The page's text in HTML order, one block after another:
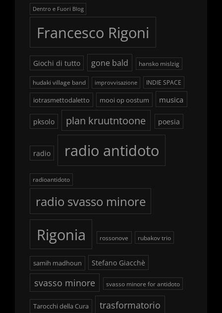
Dentro e Fuori Blog
Francesco Rigoni
Giochi di tutto gone bald hansko mislzig
hudaki village band improvvisazione INDIE SPACE
iotrasmettodaletto mooi op oostum musica
pksolo plan kruutntoone poesia
radio radio antidoto
radioantidoto
radio svasso minore
Rigonia rossonove rubakov trio
samih madhoun Stefano Giacchè
svasso minore svasso minore for antidoto
Tarocchi della Cura trasformatorio